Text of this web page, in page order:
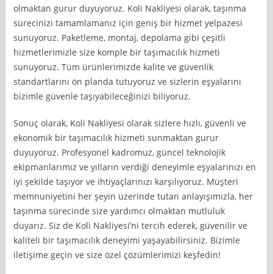
olmaktan gurur duyuyoruz. Koli Nakliyesi olarak, taşınma
sürecinizi tamamlamanız için geniş bir hizmet yelpazesi
sunuyoruz. Paketleme, montaj, depolama gibi çeşitli
hizmetlerimizle size komple bir taşımacılık hizmeti
sunuyoruz. Tüm ürünlerimizde kalite ve güvenlik
standartlarını ön planda tutuyoruz ve sizlerin eşyalarını
bizimle güvenle taşıyabileceğinizi biliyoruz.
Sonuç olarak, Koli Nakliyesi olarak sizlere hızlı, güvenli ve
ekonomik bir taşımacılık hizmeti sunmaktan gurur
duyuyoruz. Profesyonel kadromuz, güncel teknolojik
ekipmanlarımız ve yılların verdiği deneyimle eşyalarınızı en
iyi şekilde taşıyor ve ihtiyaçlarınızı karşılıyoruz. Müşteri
memnuniyetini her şeyin üzerinde tutan anlayışımızla, her
taşınma sürecinde size yardımcı olmaktan mutluluk
duyarız. Siz de Koli Nakliyesi’ni tercih ederek, güvenilir ve
kaliteli bir taşımacılık deneyimi yaşayabilirsiniz. Bizimle
iletişime geçin ve size özel çözümlerimizi keşfedin!